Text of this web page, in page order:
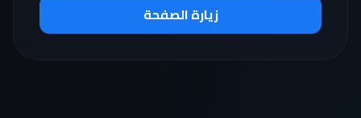
زيارة الصفحة